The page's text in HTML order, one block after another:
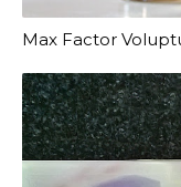
Max Factor